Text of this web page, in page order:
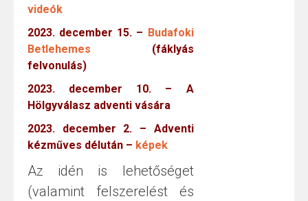
videók
2023. december 15. – Budafoki
Betlehemes (fáklyás
felvonulás)
2023. december 10. – A
Hölgyválasz adventi vására
2023. december 2. – Adventi
kézműves délután – képek
Az idén is lehetőséget
(valamint felszerelést és